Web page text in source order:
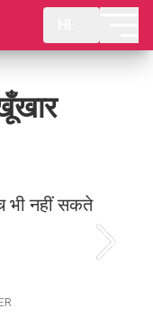
भी नहीं सकते